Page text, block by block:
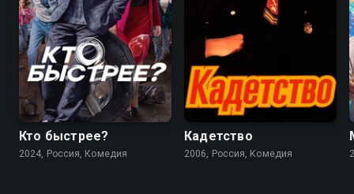
6.7
Кто быстрее?
2024, Россия, Комедия
6.4 4.7
Кадетство
2006, Россия, Комедия